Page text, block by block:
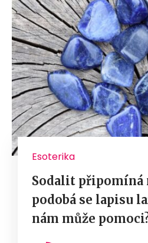
Esoterika
Sodalit připomíná
podobá se lapisu
nám může